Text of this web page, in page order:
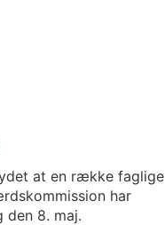
at en række faglige
har
8. maj.